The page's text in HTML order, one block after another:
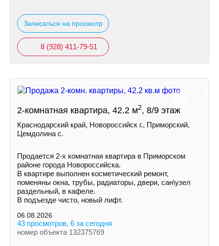
Записаться на просмотр
8 (928) 411-79-51
2-комнатная квартира, 42.2 м2, 8/9 этаж
Краснодарский край, Новороссийск г., Приморский,
Цемдолина с.
Продается 2-х комнатная квартира в Приморском
районе города Новороссийска.
В квартире выполнен косметический ремонт,
поменяны окна, трубы, радиаторы, двери, сан\узел
раздельный, в кафеле.
В подъезде чисто, новый лифт.
06.08.2026
43 просмотров, 6 за сегодня
номер объекта 132375769